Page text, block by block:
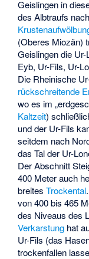
Geislingen in
des Albtraufs
(Oberes Miozän)
Geislingen die
Eyb, Ur-Fils, Ur-
Die Rheinische
rückschreitende
wo es im
Kaltzeit)
und der Ur-Fils
seitdem nach
das Tal der Ur-
Der Abschnitt
400 Meter auch
breitesTrockental
von 400 bis 465
des Niveaus des
Verkarstung hat
Ur-Fils (das
trockenfallen